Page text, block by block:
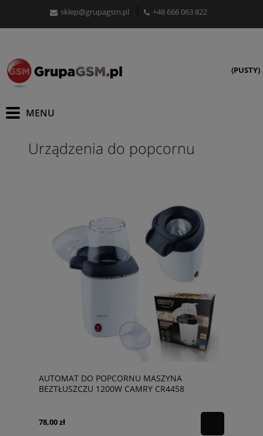
sklep@grupagsm.pl +48 666 063 822
(PUSTY)
Urządzenia do popcornu
AUTOMAT DO POPCORNU MASZYNA
BEZTŁUSZCZU 1200W CAMRY CR4458
78,00 zł